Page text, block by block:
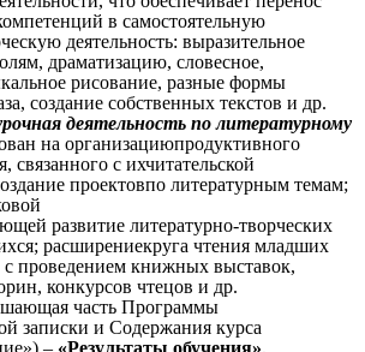
в самостоятельную
деятельность: выразительное
драматизацию, словесное,
рисование, разные формы
создание собственных текстов и др.
деятельность по литературному
на организациюпродуктивного
связанного с ихчитательской
проектовпо литературным темам;
развитие литературно-творческих
расширениекруга чтения младших
с проведением книжных выставок,
конкурсов чтецов и др.
часть Программы
записки и Содержания курса